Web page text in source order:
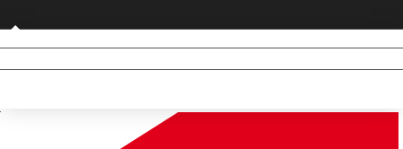
Privatkunde (nur DE)